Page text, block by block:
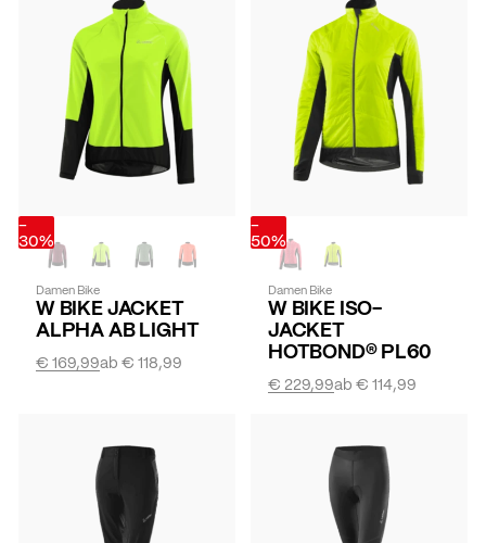
-
30%
Damen Bike
W BIKE JACKET
ALPHA AB LIGHT
ab€ 118,99
€ 169,99
-
50%
Damen Bike
W BIKE ISO-
JACKET
HOTBOND® PL60
ab€ 114,99
€ 229,99